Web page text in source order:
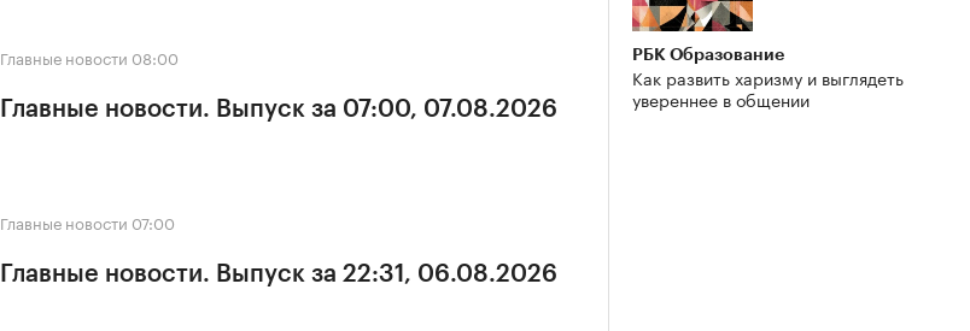
Главные новости 08:00
Главные новости. Выпуск за 07:00, 07.08.2026
Главные новости 07:00
Главные новости. Выпуск за 22:31, 06.08.2026
РБК Образование
Как развить харизму и выглядеть
увереннее в общении